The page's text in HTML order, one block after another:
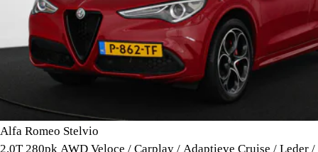
Alfa Romeo Stelvio
2.0T 280pk AWD Veloce / Carplay / Adaptieve Cruise / Leder /